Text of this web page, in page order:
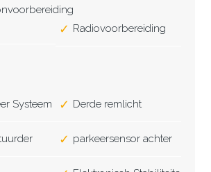
Radiovoorbereiding
Systeem Derde remlicht
parkeersensor achter